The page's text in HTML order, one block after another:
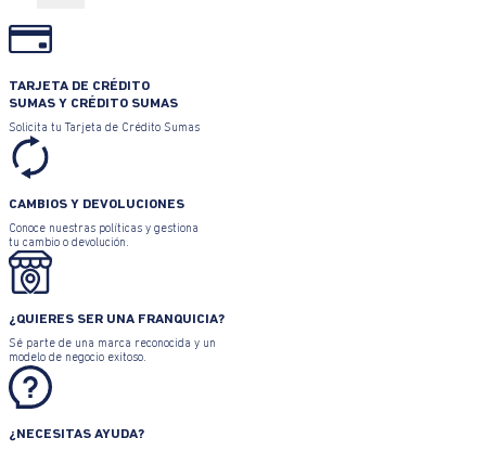
TARJETA DE CRÉDITO
SUMAS Y CRÉDITO SUMAS
Solicita tu Tarjeta de Crédito Sumas
CAMBIOS Y DEVOLUCIONES
Conoce nuestras políticas y gestiona
tu cambio o devolución.
¿QUIERES SER UNA FRANQUICIA?
Sé parte de una marca reconocida y un
modelo de negocio exitoso.
¿NECESITAS AYUDA?